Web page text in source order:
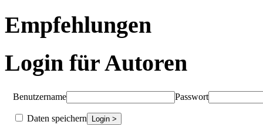
Empfehlungen
Login für Autoren
Benutzername Passwort
Daten speichern